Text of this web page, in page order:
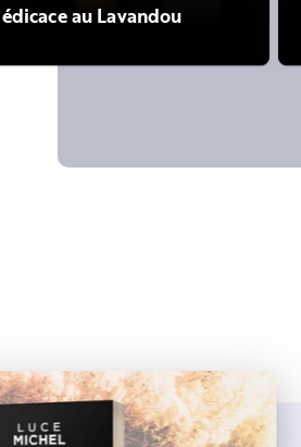
au Lavandou